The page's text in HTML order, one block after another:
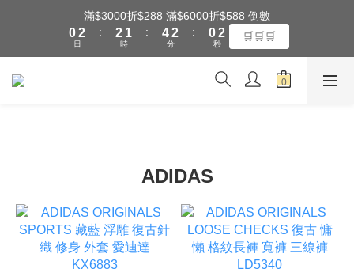
全館滿$3000享『超商』免運費
1
0
1
0
0
時
3
2
1
1
0
分
0
秒
🛒🛒🛒
全館滿$3000享『超商』免運費
ADIDAS